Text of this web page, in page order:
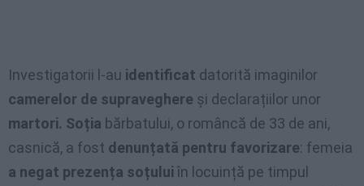
Investigatorii l-au identificat datorită imaginilor
camerelor de supraveghere și declarațiilor unor
martori. Soția bărbatului, o româncă de 33 de ani,
casnică, a fost denunțată pentru favorizare: femeia
a negat prezența soțului în locuință pe timpul